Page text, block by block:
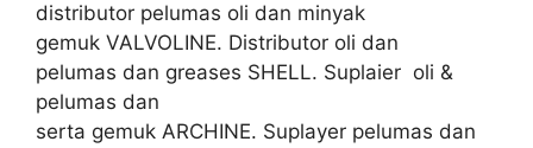
distributor pelumas oli dan minyak
gemuk VALVOLINE. Distributor oli dan
pelumas dan greases SHELL. Suplaier oli &
pelumas dan
serta gemuk ARCHINE. Suplayer pelumas dan